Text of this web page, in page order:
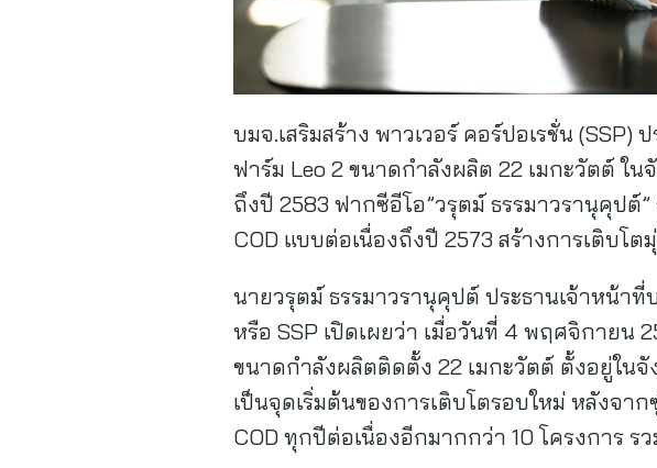
บมจ.เสริมสร้าง พาวเวอร์ คอร์ปอเรชั่น (SSP)
ฟาร์ม Leo 2 ขนาดกำลังผลิต 22 เมกะวัตต์
ถึงปี 2583 ฟากซีอีโอ”วรุตม์ ธรรมาวรานุคุปต์
COD แบบต่อเนื่องถึงปี 2573 สร้างการเติบโต
นายวรุตม์ ธรรมาวรานุคุปต์ ประธานเจ้าหน้าที่
หรือ SSP เปิดเผยว่า เมื่อวันที่ 4 พฤศจิกายน
ขนาดกำลังผลิตติดตั้ง 22 เมกะวัตต์ ตั้งอยู่ใน
เป็นจุดเริ่มต้นของการเติบโตรอบใหม่ หลังจ
COD ทุกปีต่อเนื่องอีกมากกว่า 10 โครงการ